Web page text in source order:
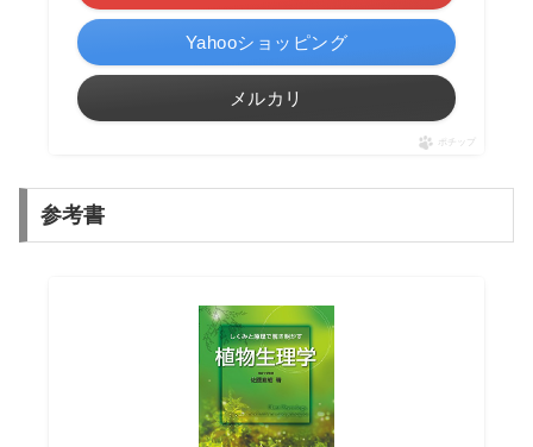
Yahooショッピング
メルカリ
ポチップ
参考書